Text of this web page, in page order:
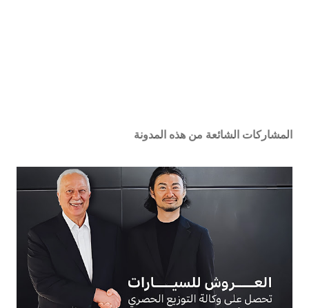
المشاركات الشائعة من هذه المدونة